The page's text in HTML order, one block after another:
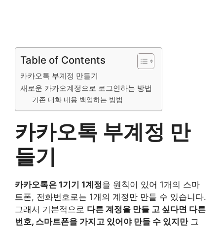
Table of Contents
카카오톡 부계정 만들기
새로운 카카오계정으로 로그인하는 방법
기존 대화 내용 백업하는 방법
카카오톡 부계정 만
들기
카카오톡은 1기기 1계정을 원칙이 있어 1개의 스마
트폰, 전화번호로는 1개의 계정만 만들 수 있습니다.
그래서 기본적으로 다른 계정을 만들 고 싶다면 다른
번호, 스마트폰을 가지고 있어야 만들 수 있지만그